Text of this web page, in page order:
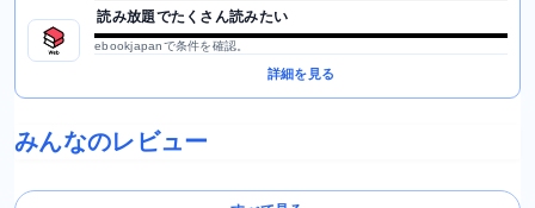
読み放題でたくさん読みたい
ebookjapanで条件を確認。
詳細を見る
みんなのレビュー